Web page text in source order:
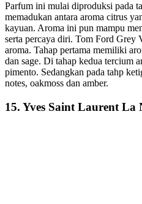
Parfum ini mulai diproduksi pada
memadukan antara aroma citrus
kayuan. Aroma ini pun mampu
serta percaya diri. Tom Ford Grey
aroma. Tahap pertama memiliki
dan sage. Di tahap kedua tercium
pimento. Sedangkan pada tahp
notes, oakmoss dan amber.
15. Yves Saint Laurent La